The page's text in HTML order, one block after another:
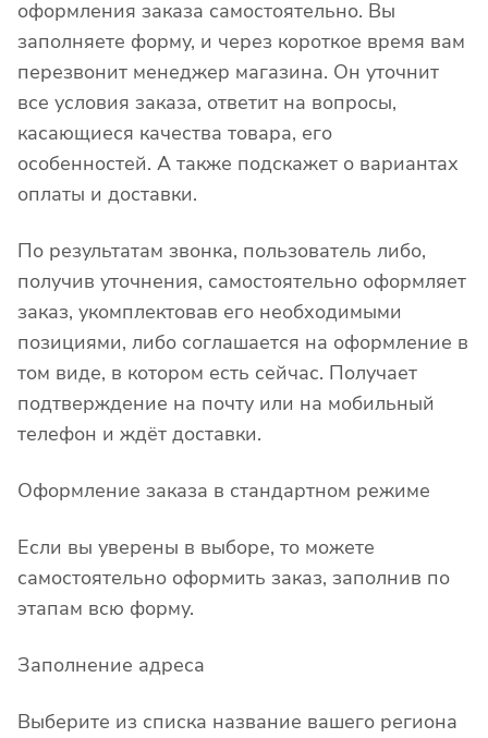
оформления заказа самостоятельно. Вы
заполняете форму, и через короткое время вам
перезвонит менеджер магазина. Он уточнит
все условия заказа, ответит на вопросы,
касающиеся качества товара, его
особенностей. А также подскажет о вариантах
оплаты и доставки.
По результатам звонка, пользователь либо,
получив уточнения, самостоятельно оформляет
заказ, укомплектовав его необходимыми
позициями, либо соглашается на оформление в
том виде, в котором есть сейчас. Получает
подтверждение на почту или на мобильный
телефон и ждёт доставки.
Оформление заказа в стандартном режиме
Если вы уверены в выборе, то можете
самостоятельно оформить заказ, заполнив по
этапам всю форму.
Заполнение адреса
Выберите из списка название вашего региона